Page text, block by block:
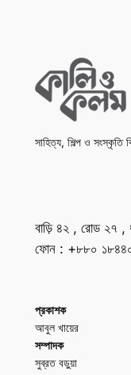
সাহিত্য, শিল্প ও সংস্কৃতি
বাড়ি ৪২ , রোড ২৭ ,
ফোন : +৮৮০
প্রকাশক
আবুল খায়ের
সম্পাদক
সুব্রত বড়ুয়া